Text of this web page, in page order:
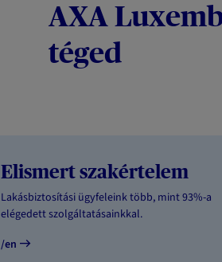
AXA
téged
Elismert szakértelem
Lakásbiztosítási ügyfeleink több, mint 93%-a
elégedett szolgáltatásainkkal.
/en